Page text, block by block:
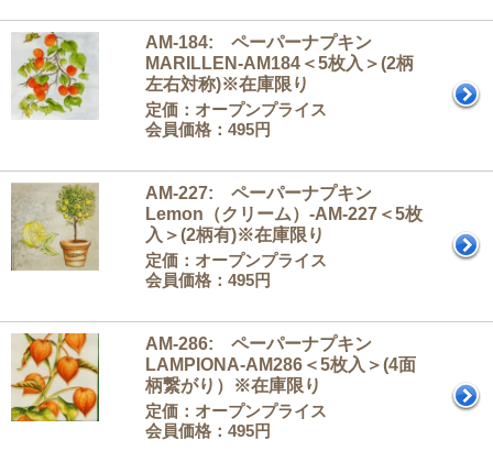
AM-184: ペーパーナプキン
MARILLEN-AM184＜5枚入＞(2柄
左右対称)※在庫限り
定価：オープンプライス
会員価格：495円
AM-227: ペーパーナプキン
Lemon（クリーム）-AM-227＜5枚
入＞(2柄有)※在庫限り
定価：オープンプライス
会員価格：495円
AM-286: ペーパーナプキン
LAMPIONA-AM286＜5枚入＞(4面
柄繋がり）※在庫限り
定価：オープンプライス
会員価格：495円